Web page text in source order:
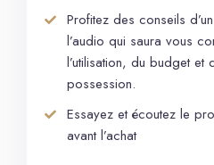
Profitez des conseils
l’audio qui saura vous
l’utilisation, du budget et
possession.
Essayez et écoutez le
avant l’achat